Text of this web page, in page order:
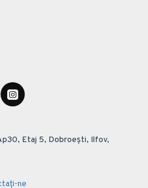
Etaj 5, Dobroești, Ilfov,
ne